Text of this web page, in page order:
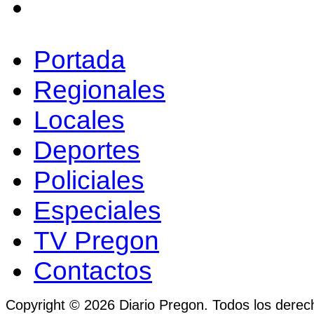
Portada
Regionales
Locales
Deportes
Policiales
Especiales
TV Pregon
Contactos
Copyright © 2026 Diario Pregon. Todos los